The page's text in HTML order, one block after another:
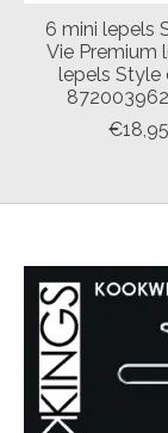
6 mini lepels
Vie Premium
lepels Style
€18,95